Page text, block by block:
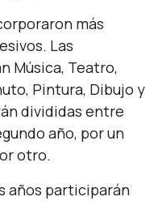
más
Las
Música, Teatro,
Pintura, Dibujo y
divididas entre
año, por un
otro.
años participarán